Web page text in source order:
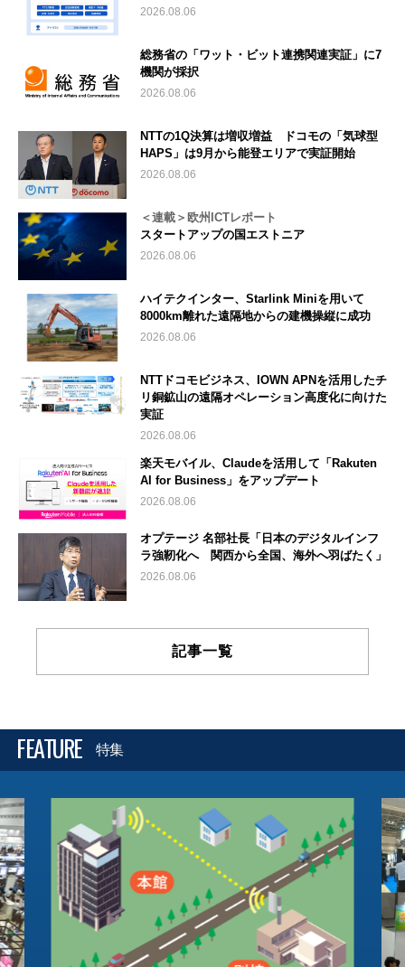
2026.08.06
総務省の「ワット・ビット連携関連実証」に7
機関が採択
2026.08.06
NTTの1Q決算は増収増益 ドコモの「気球型
HAPS」は9月から能登エリアで実証開始
2026.08.06
＜連載＞欧州ICTレポート
スタートアップの国エストニア
2026.08.06
ハイテクインター、Starlink Miniを用いて
8000km離れた遠隔地からの建機操縦に成功
2026.08.06
NTTドコモビジネス、IOWN APNを活用したチ
リ銅鉱山の遠隔オペレーション高度化に向けた
実証
2026.08.06
楽天モバイル、Claudeを活用して「Rakuten
AI for Business」をアップデート
2026.08.06
オプテージ 名部社長「日本のデジタルインフ
ラ強靭化へ 関西から全国、海外へ羽ばたく」
2026.08.06
記事一覧
FEATURE 特集